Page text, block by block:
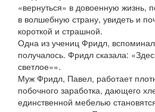
«вернуться» в довоенную жизнь,
в волшебную страну, увидеть и
короткой и страшной.
Одна из учениц Фридл,
получалось. Фридл сказала:
светлое»».
Муж Фридл, Павел, работает
побочного заработка, дающего
единственной мебелью